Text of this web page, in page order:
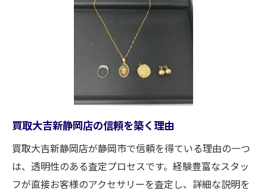
静岡市で安心してアクセサリーを手放すた
選ばれる理由とは？静岡市の買取事情
安心して売却するためのステップ
買取大吉新静岡店が選ばれる理由
お客様の声が証明する安心の理由
初めてのアクセサリー買取体験静岡市の買取大
吉新静岡店の魅力
買取大吉新静岡店の信頼を築く理由
買取大吉新静岡店が静岡市で信頼を得ている理由の一つ
は、透明性のある査定プロセスです。経験豊富なスタッ
フが直接お客様のアクセサリーを査定し、詳細な説明を